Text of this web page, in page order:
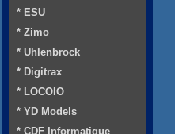
* ESU
* Zimo
* Uhlenbrock
* Digitrax
* LOCOIO
* YD Models
* CDF Informatique